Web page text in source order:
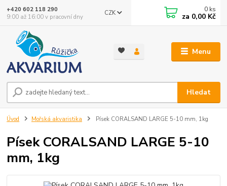
Menu
CZK
Hledat
+420 602 118 290
9:00 až 16:00 v pracovní dny
0 ks
za 0,00 Kč
Úvod Mořská akvaristika Písek CORALSAND LARGE 5-10 mm, 1kg
Písek CORALSAND LARGE 5-10
mm, 1kg